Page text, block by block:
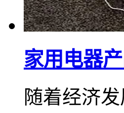
家用电器
随着经济